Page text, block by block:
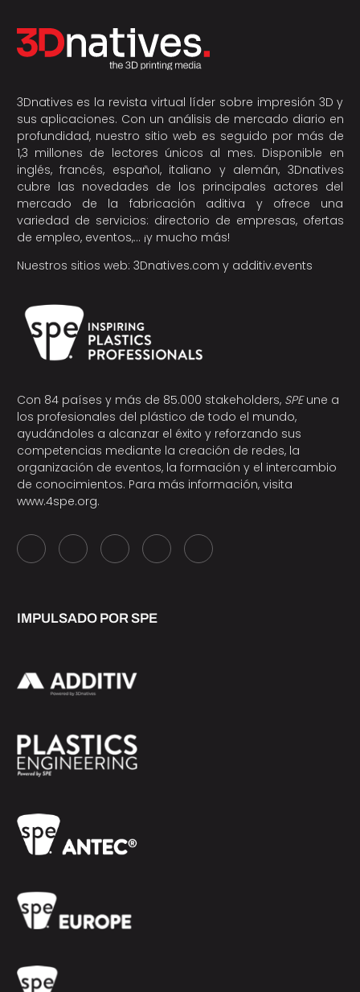
3Dnatives es la revista virtual líder sobre impresión 3D y
sus aplicaciones. Con un análisis de mercado diario en
profundidad, nuestro sitio web es seguido por más de
1,3 millones de lectores únicos al mes. Disponible en
inglés, francés, español, italiano y alemán, 3Dnatives
cubre las novedades de los principales actores del
mercado de la fabricación aditiva y ofrece una
variedad de servicios: directorio de empresas, ofertas
de empleo, eventos,… ¡y mucho más!
Nuestros sitios web: 3Dnatives.com y additiv.events
Con 84 países y más de 85.000 stakeholders, SPEune a
los profesionales del plástico de todo el mundo,
ayudándoles a alcanzar el éxito y reforzando sus
competencias mediante la creación de redes, la
organización de eventos, la formación y el intercambio
de conocimientos. Para más información, visita
www.4spe.org.
IMPULSADO POR SPE